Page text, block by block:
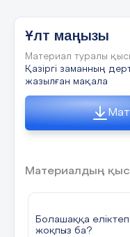
Ұлт маңызы
Материал туралы
Қазіргі заманның
жазылған мақала
Материалдың
Болашаққа
жоқпыз ба?